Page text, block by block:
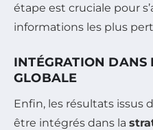
étape est cruciale pour
informations les plus
INTÉGRATION DANS
GLOBALE
Enfin, les résultats issus
être intégrés dans la